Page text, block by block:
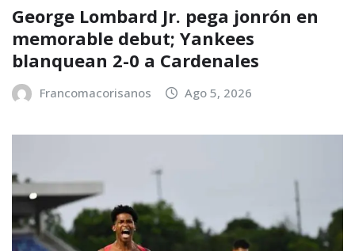
George Lombard Jr. pega jonrón en
memorable debut; Yankees
blanquean 2-0 a Cardenales
Francomacorisanos Ago 5, 2026